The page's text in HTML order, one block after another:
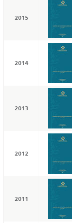
2015
2014
2013
2012
2011